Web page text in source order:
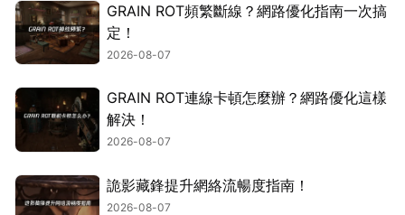
GRAIN ROT頻繁斷線？網路優化指南一次搞
定！
2026-08-07
GRAIN ROT連線卡頓怎麼辦？網路優化這樣
解決！
2026-08-07
詭影藏鋒提升網絡流暢度指南！
2026-08-07